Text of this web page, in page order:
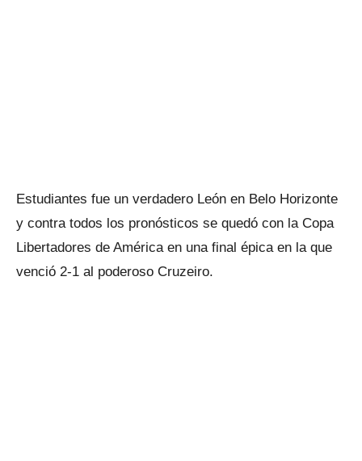
Estudiantes fue un verdadero León en Belo Horizonte
y contra todos los pronósticos se quedó con la Copa
Libertadores de América en una final épica en la que
venció 2-1 al poderoso Cruzeiro.